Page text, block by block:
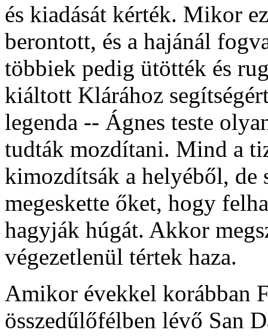
és kiadását kérték. Mikor
berontott, és a hajánál
többiek pedig ütötték és
kiáltott Klárához
legenda -- Ágnes teste
tudták mozdítani. Mind a
kimozdítsák a helyéből,
megeskette őket, hogy
hagyják húgát. Akkor
végezetlenül tértek haza.
Amikor évekkel korábban
összedűlőfélben lévő San